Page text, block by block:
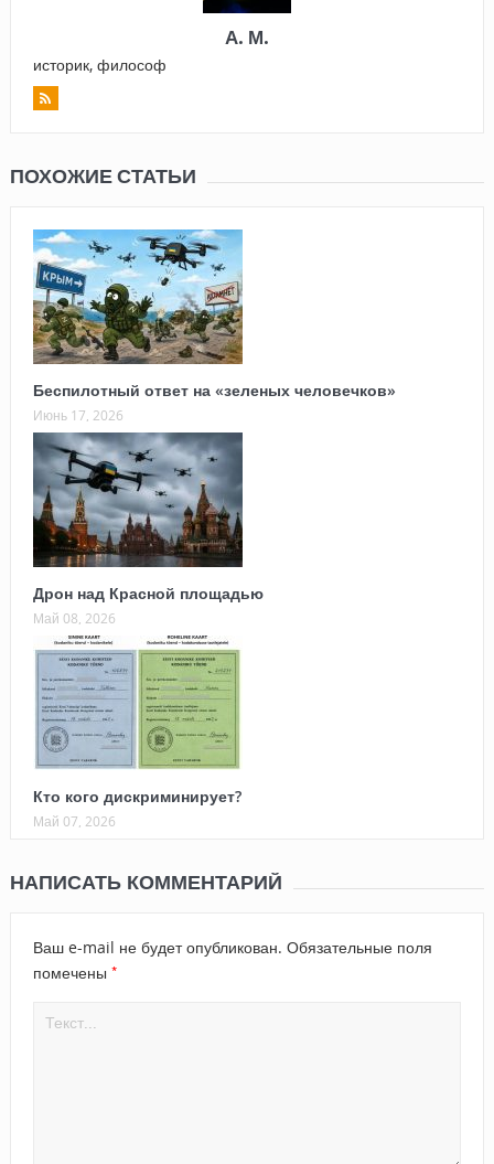
А. М.
историк, философ
ПОХОЖИЕ СТАТЬИ
Беспилотный ответ на «зеленых человечков»
Июнь 17, 2026
Дрон над Красной площадью
Май 08, 2026
Кто кого дискриминирует?
Май 07, 2026
НАПИСАТЬ КОММЕНТАРИЙ
Ваш e-mail не будет опубликован. Обязательные поля
помечены *